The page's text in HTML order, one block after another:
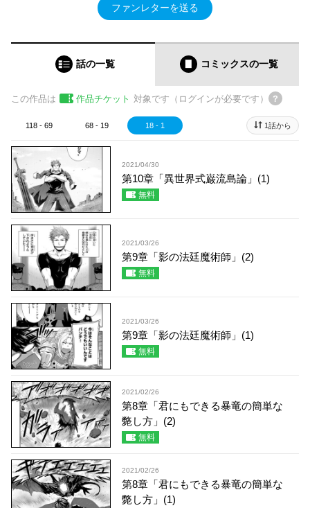
ファンレターを送る
話の一覧 コミックスの一覧
この作品は 作品チケット 対象です（ログインが必要です）
118 - 69 68 - 19 18 - 1 1話から
2021/04/30
第10章「異世界式巌流島論」(1)
無料
2021/03/26
第9章「影の法廷魔術師」(2)
無料
2021/03/26
第9章「影の法廷魔術師」(1)
無料
2021/02/26
第8章「君にもできる暴竜の簡単な
斃し方」(2)
無料
2021/02/26
第8章「君にもできる暴竜の簡単な
斃し方」(1)